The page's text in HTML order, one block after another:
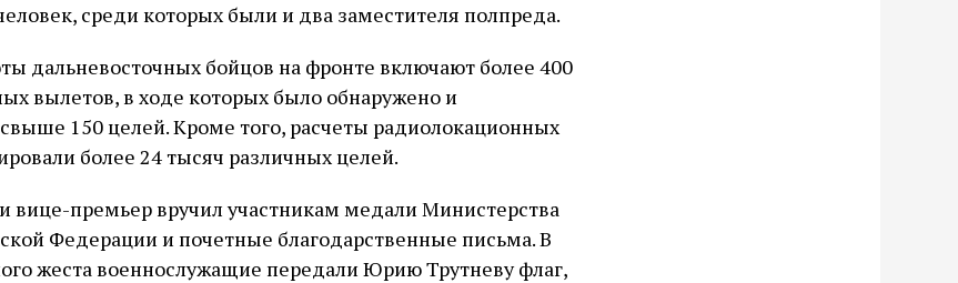
среди которых были и два заместителя полпреда.
дальневосточных бойцов на фронте включают более 400
вылетов, в ходе которых было обнаружено и
150 целей. Кроме того, расчеты радиолокационных
более 24 тысяч различных целей.
вице-премьер вручил участникам медали Министерства
Федерации и почетные благодарственные письма. В
жеста военнослужащие передали Юрию Трутневу флаг,